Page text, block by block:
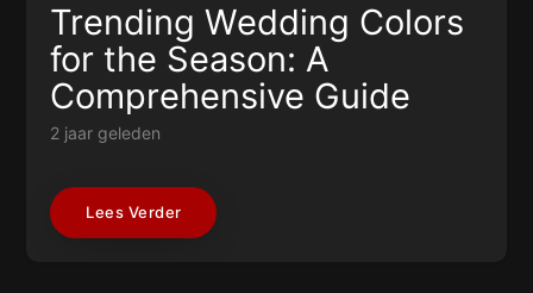
Trending Wedding Colors
for the Season: A
Comprehensive Guide
2 jaar geleden
Lees Verder